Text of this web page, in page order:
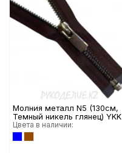
Молния металл N5 (130см,
Темный никель глянец) YKK
Цвета в наличии: